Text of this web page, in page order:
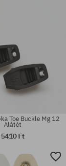
Toe Buckle Mg 12
Alátét
5410 Ft